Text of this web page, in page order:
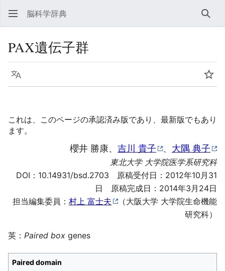
脳科学辞典 検索
PAX遺伝子群
言語 ウ
これは、このページの承認済み版であり、最新版でもあり
ます。
櫻井 勝康、 吉川 貴子 、 大隅 典子
東北大学 大学院医学系研究科
DOI： 10.14931/bsd.2703 原稿受付日：2012年10月31
日 原稿完成日：2014年3月24日
担当編集委員： 村上 富士夫
（大阪大学 大学院生命機能
研究科）
英： Paired box genes
Paired domain